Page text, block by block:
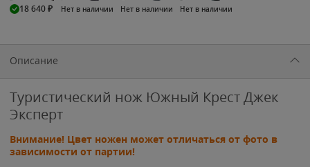
18 640₽ Нет в наличии Нет в наличии Нет в наличии
Описание
Туристический нож Южный Крест Джек
Эксперт
Внимание! Цвет ножен может отличаться от фото в
зависимости от партии!